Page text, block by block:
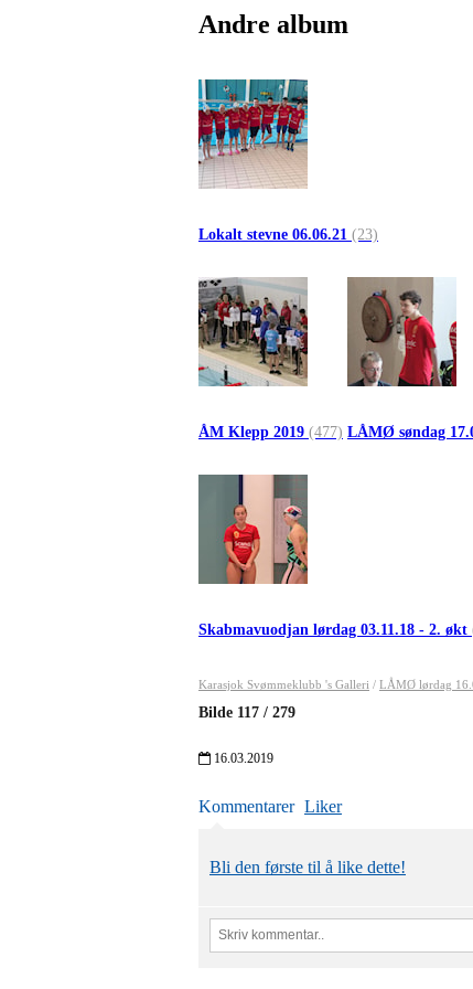
Andre album
Lokalt stevne 06.06.21 (23)
ÅM Klepp 2019 (477) LÅMØ søndag
Skabmavuodjan lørdag 03.11.18 - 2. økt
Karasjok Svømmeklubb 's Galleri / LÅMØ lørdag
Bilde 117 / 279
16.03.2019
Kommentarer Liker
Bli den første til å like dette!